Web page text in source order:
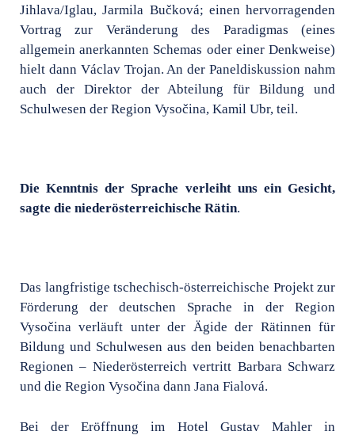
Jihlava/Iglau, Jarmila Bučková; einen hervorragenden
Vortrag zur Veränderung des Paradigmas (eines
allgemein anerkannten Schemas oder einer Denkweise)
hielt dann Václav Trojan. An der Paneldiskussion nahm
auch der Direktor der Abteilung für Bildung und
Schulwesen der Region Vysočina, Kamil Ubr, teil.
Die Kenntnis der Sprache verleiht uns ein Gesicht,
sagte die niederösterreichische Rätin.
Das langfristige tschechisch-österreichische Projekt zur
Förderung der deutschen Sprache in der Region
Vysočina verläuft unter der Ägide der Rätinnen für
Bildung und Schulwesen aus den beiden benachbarten
Regionen – Niederösterreich vertritt Barbara Schwarz
und die Region Vysočina dann Jana Fialová.
Bei der Eröffnung im Hotel Gustav Mahler in